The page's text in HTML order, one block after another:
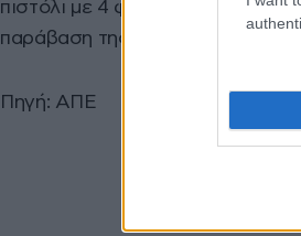
πιστόλι με 4 φυσίγγια και σε
παράβαση της νομοθεσίας περί
Πηγή: ΑΠΕ